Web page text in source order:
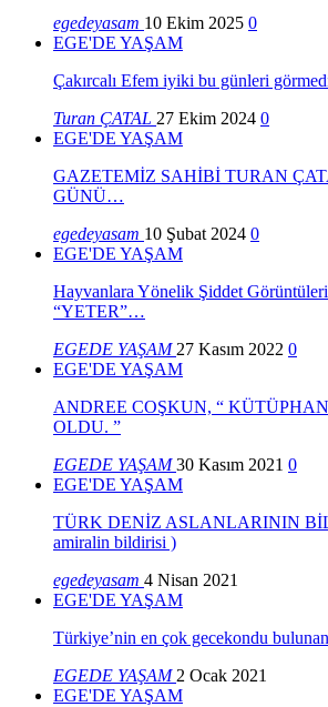
egedeyasam 10 Ekim 2025 0
EGE'DE YAŞAM
Çakırcalı Efem iyiki bu günleri
Turan ÇATAL 27 Ekim 2024 0
EGE'DE YAŞAM
GAZETEMİZ SAHİBİ TURAN
GÜNÜ…
egedeyasam 10 Şubat 2024 0
EGE'DE YAŞAM
Hayvanlara Yönelik Şiddet
“YETER”…
EGEDE YAŞAM 27 Kasım 2022 0
EGE'DE YAŞAM
ANDREE COŞKUN, “
OLDU. ”
EGEDE YAŞAM30 Kasım 2021 0
EGE'DE YAŞAM
TÜRK DENİZ ASLANLARININ
amiralin bildirisi )
egedeyasam 4 Nisan 2021
EGE'DE YAŞAM
Türkiye’nin en çok gecekondu
EGEDE YAŞAM 2 Ocak 2021
EGE'DE YAŞAM